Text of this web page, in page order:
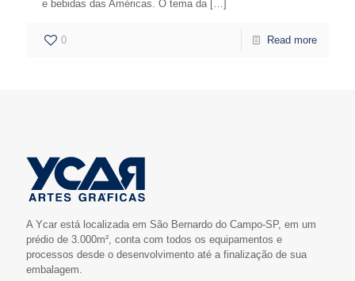
e bebidas das Américas. O tema da[…]
0 Read more
A Ycar está localizada em São Bernardo do Campo-SP, em um
prédio de 3.000m², conta com todos os equipamentos e
processos desde o desenvolvimento até a finalização de sua
embalagem.